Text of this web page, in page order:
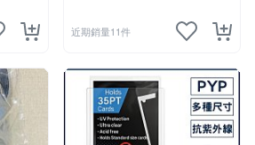
近期銷量11件